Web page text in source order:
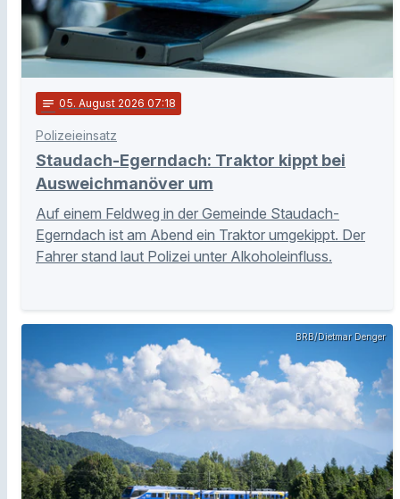
notes 05. August 2026 07:18
Polizeieinsatz
Staudach-Egerndach: Traktor kippt bei
Ausweichmanöver um
Auf einem Feldweg in der Gemeinde Staudach-
Egerndach ist am Abend ein Traktor umgekippt. Der
Fahrer stand laut Polizei unter Alkoholeinfluss.
BRB/Dietmar Denger